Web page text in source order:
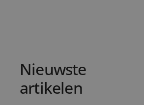
Nieuwste
artikelen